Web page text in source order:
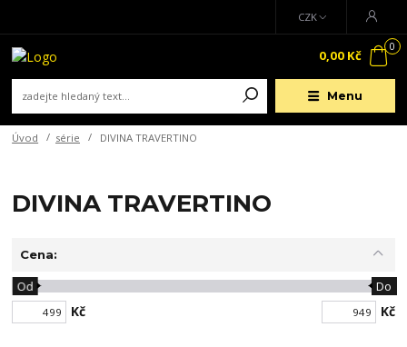
Menu
CZK
0
0,00 Kč
Úvod série DIVINA TRAVERTINO
DIVINA TRAVERTINO
Cena:
Kč
Od Do
Kč